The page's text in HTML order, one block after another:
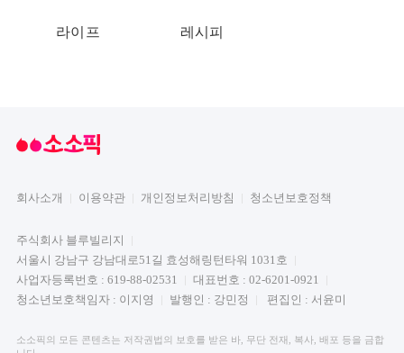
라이프 레시피
회사소개 이용약관 개인정보처리방침 청소년보호정책
주식회사 블루빌리지
서울시 강남구 강남대로51길 효성해링턴타워 1031호
사업자등록번호 : 619-88-02531
대표번호 : 02-6201-0921
청소년보호책임자 : 이지영
발행인 : 강민정 편집인 : 서윤미
소소픽의 모든 콘텐츠는 저작권법의 보호를 받은 바, 무단 전재, 복사, 배포 등을 금합